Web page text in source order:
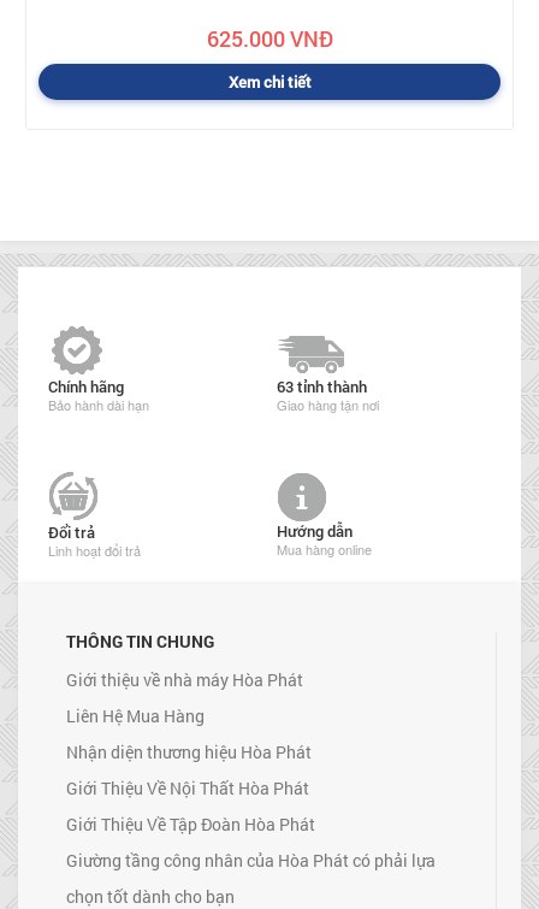
625.000 VNĐ
Xem chi tiết
Chính hãng
Bảo hành dài hạn
63 tỉnh thành
Giao hàng tận nơi
Đổi trả
Linh hoạt đổi trả
Hướng dẫn
Mua hàng online
THÔNG TIN CHUNG
Giới thiệu về nhà máy Hòa Phát
Liên Hệ Mua Hàng
Nhận diện thương hiệu Hòa Phát
Giới Thiệu Về Nội Thất Hòa Phát
Giới Thiệu Về Tập Đoàn Hòa Phát
Giường tầng công nhân của Hòa Phát có phải lựa
chọn tốt dành cho bạn